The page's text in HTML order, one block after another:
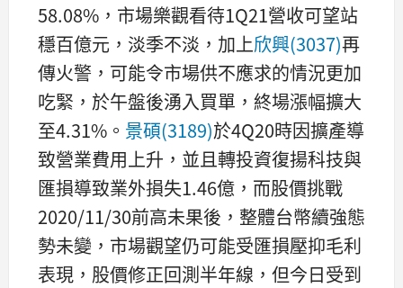
58.08%，市場樂觀看待1Q21營收可望站
穩百億元，淡季不淡，加上欣興(3037)再
傳火警，可能令市場供不應求的情況更加
吃緊，於午盤後湧入買單，終場漲幅擴大
至4.31%。 景碩(3189)於4Q20時因擴產導
致營業費用上升，並且轉投資復揚科技與
匯損導致業外損失1.46億，而股價挑戰
2020/11/30前高未果後，整體台幣續強態
勢未變，市場觀望仍可能受匯損壓抑毛利
表現，股價修正回測半年線，但今日受到